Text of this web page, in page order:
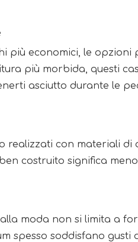
più economici, le
più morbida, questi
asciutto durante le
realizzati con materiali
costruito significa
moda non si limita a
spesso soddisfano